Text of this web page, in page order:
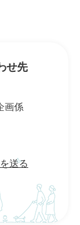
せ先
画係
送る